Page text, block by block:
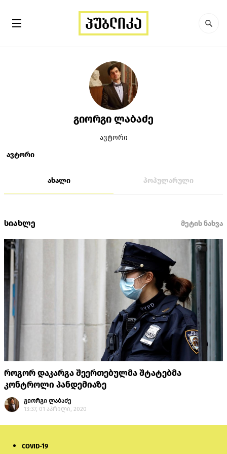
გიორგი ლაბაძე
ავტორი
ავტორი
ახალი პოპულარული
სიახლე მეტის ნახვა
როგორ დაკარგა შეერთებულმა შტატებმა
კონტროლი პანდემიაზე
გიორგი ლაბაძე
13:37, 01 აპრილი, 2020
COVID-19